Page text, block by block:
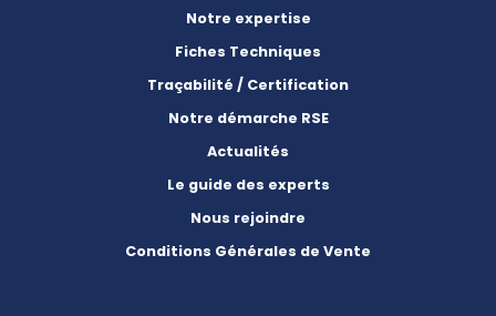
Notre expertise
Fiches Techniques
Traçabilité / Certification
Notre démarche RSE
Actualités
Le guide des experts
Nous rejoindre
Conditions Générales de Vente